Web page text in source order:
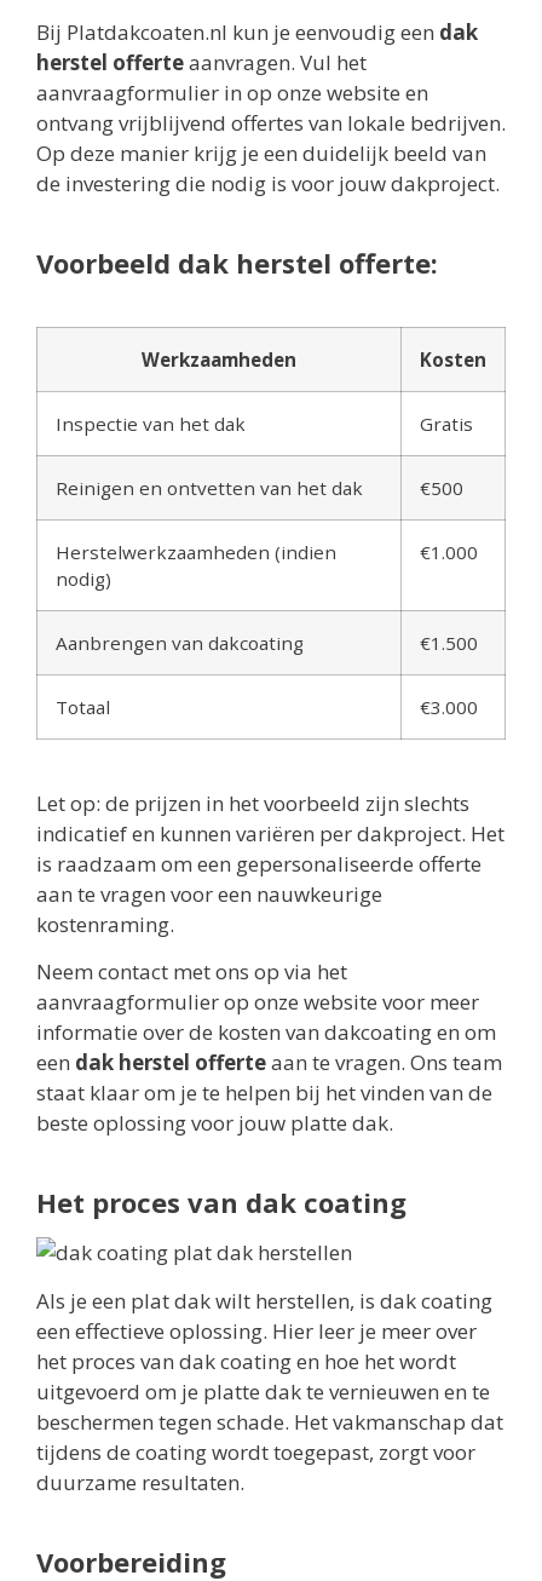
Bij Platdakcoaten.nl kun je eenvoudig een dak
herstel offerteaanvragen. Vul het
aanvraagformulier in op onze website en
ontvang vrijblijvend offertes van lokale bedrijven.
Op deze manier krijg je een duidelijk beeld van
de investering die nodig is voor jouw dakproject.
Voorbeeld dak herstel offerte:
Werkzaamheden Kosten
Inspectie van het dak Gratis
Reinigen en ontvetten van het dak €500
Herstelwerkzaamheden (indien
nodig)
€1.000
Aanbrengen van dakcoating €1.500
Totaal €3.000
Let op: de prijzen in het voorbeeld zijn slechts
indicatief en kunnen variëren per dakproject. Het
is raadzaam om een gepersonaliseerde offerte
aan te vragen voor een nauwkeurige
kostenraming.
Neem contact met ons op via het
aanvraagformulier op onze website voor meer
informatie over de kosten van dakcoating en om
een dak herstel offerteaan te vragen. Ons team
staat klaar om je te helpen bij het vinden van de
beste oplossing voor jouw platte dak.
Het proces van dak coating
Als je een plat dak wilt herstellen, is dak coating
een effectieve oplossing. Hier leer je meer over
het proces van dak coating en hoe het wordt
uitgevoerd om je platte dak te vernieuwen en te
beschermen tegen schade. Het vakmanschap dat
tijdens de coating wordt toegepast, zorgt voor
duurzame resultaten.
Voorbereiding